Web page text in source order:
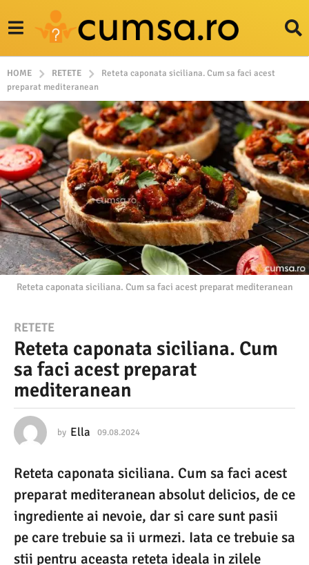
HOME RETETE
Reteta caponata siciliana. Cum sa faci acest
preparat mediteranean
Reteta caponata siciliana. Cum sa faci acest preparat mediteranean
0
9
.
0
.
0
2
4
0
RETETE
Reteta caponata siciliana. Cum
sa faci acest preparat
mediteranean
by Ella 09.08.2024
0
.
2
0
2
Reteta caponata siciliana. Cum sa faci acest
preparat mediteranean absolut delicios, de ce
ingrediente ai nevoie, dar si care sunt pasii
pe care trebuie sa ii urmezi. Iata ce trebuie sa
stii pentru aceasta reteta ideala in zilele